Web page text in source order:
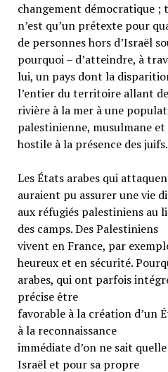
changement démocratique ;
n’est qu’un prétexte pour
de personnes hors d’Israël
pourquoi – d’atteindre, à
lui, un pays dont la
l’entier du territoire allant
rivière à la mer à une
palestinienne, musulmane et
hostile à la présence des juifs.
Les États arabes qui
auraient pu assurer une vie
aux réfugiés palestiniens au
des camps. Des Palestiniens
vivent en France, par
heureux et en sécurité.
arabes, qui ont parfois
précise être
favorable à la création d’un
à la reconnaissance
immédiate d’on ne sait
Israël et pour sa propre